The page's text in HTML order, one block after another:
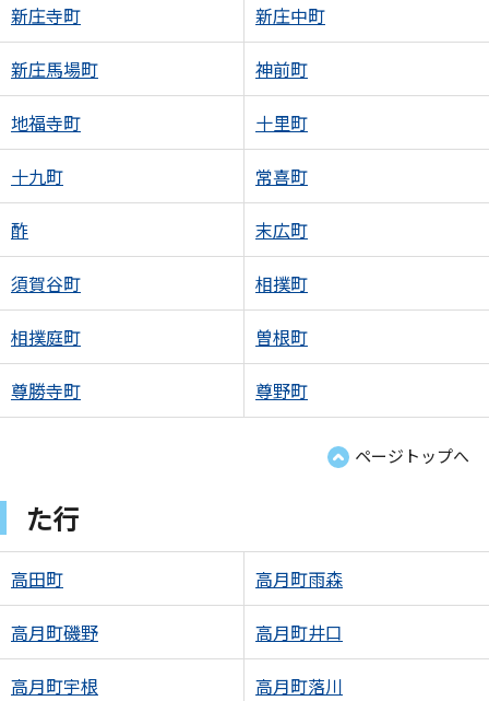
新庄寺町 新庄中町
新庄馬場町 神前町
地福寺町 十里町
十九町 常喜町
酢 末広町
須賀谷町 相撲町
相撲庭町 曽根町
尊勝寺町 尊野町
ページトップへ
た行
高田町 高月町雨森
高月町磯野 高月町井口
高月町宇根 高月町落川